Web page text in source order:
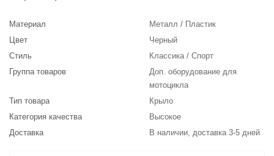
Материал
Металл / Пластик
Цвет
Черный
Стиль
Классика / Спорт
Группа товаров
Доп. оборудование для
мотоцикла
Тип товара
Крыло
Категория качества
Высокое
Доставка
В наличии, доставка 3-5 дней